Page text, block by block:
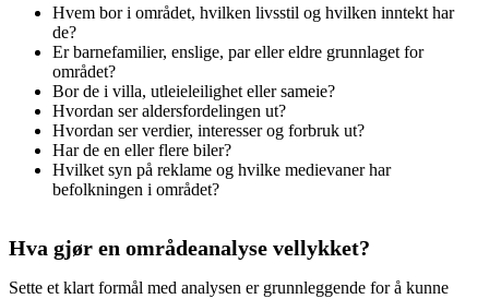
Hvem bor i området, hvilken livsstil og hvilken inntekt har
de?
Er barnefamilier, enslige, par eller eldre grunnlaget for
området?
Bor de i villa, utleieleilighet eller sameie?
Hvordan ser aldersfordelingen ut?
Hvordan ser verdier, interesser og forbruk ut?
Har de en eller flere biler?
Hvilket syn på reklame og hvilke medievaner har
befolkningen i området?
Hva gjør en områdeanalyse vellykket?
Sette et klart formål med analysen er grunnleggende for å kunne